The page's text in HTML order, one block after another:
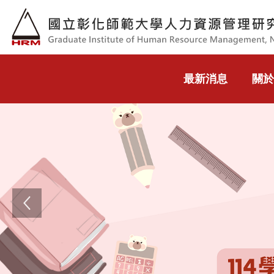
跳到主要內容
最新消息 關
Previous